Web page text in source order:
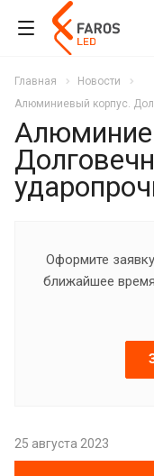
Главная
Новости
Алюминиевый корпус.
Оформите
ближайшее
25 августа 2023